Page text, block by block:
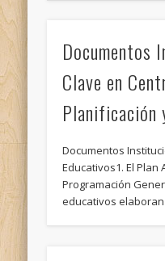
Documentos
Clave en
Planificación
Documentos
Educativos1. El Plan
Programación
educativos